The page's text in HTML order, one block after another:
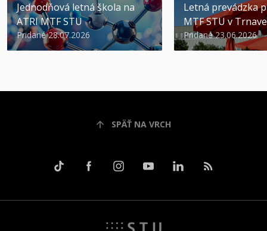
Jednodňová letná škola na
ATRI MTF STU
Pridané 28.07.2026
Letná prevádzka
MTF STU v Trnave
Pridané 23.06.2026
SPÄŤ NA VRCH